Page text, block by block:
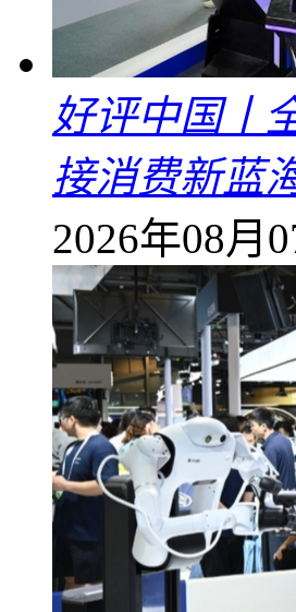
好评中国丨
接消费新蓝
2026年08月